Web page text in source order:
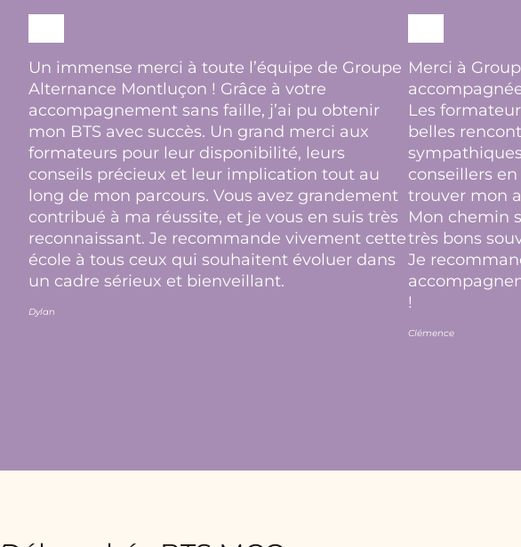
Un immense merci à toute l’équipe de Groupe
Alternance Montluçon ! Grâce à votre
accompagnement sans faille, j’ai pu obtenir
mon BTS avec succès. Un grand merci aux
formateurs pour leur disponibilité, leurs
conseils précieux et leur implication tout au
long de mon parcours. Vous avez grandement
contribué à ma réussite, et je vous en suis très
reconnaissant. Je recommande vivement cette
école à tous ceux qui souhaitent évoluer dans
un cadre sérieux et bienveillant.
Dylan
Merci à
Les
belles
conseillers
trouver mon
Mon chemin
très bons
Je
!
Clémence